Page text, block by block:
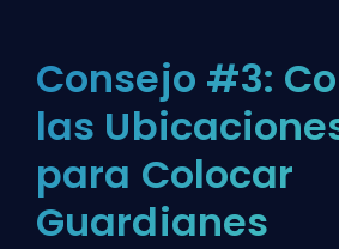
Consejo #3:
las
para Colocar
Guardianes